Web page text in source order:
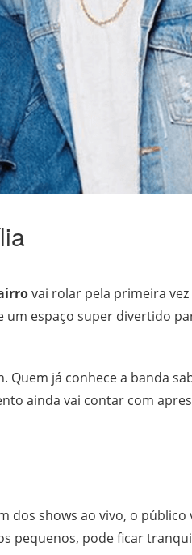
vai rolar pela primeira vez
um espaço super divertido
Quem já conhece a banda
ainda vai contar com
dos shows ao vivo, o público
pequenos, pode ficar